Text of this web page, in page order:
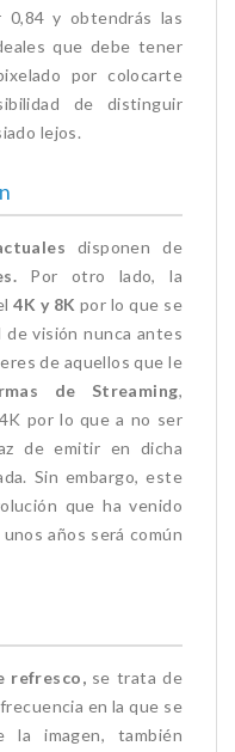
y obtendrás las
que debe tener
por colocarte
de distinguir
lejos.
disponen de
Por otro lado, la
4K y 8K por lo que se
de visión nunca antes
de aquellos que le
de Streaming,
por lo que a no ser
de emitir en dicha
Sin embargo, este
que ha venido
años será común
refresco, se trata de
en la que se
la imagen, también